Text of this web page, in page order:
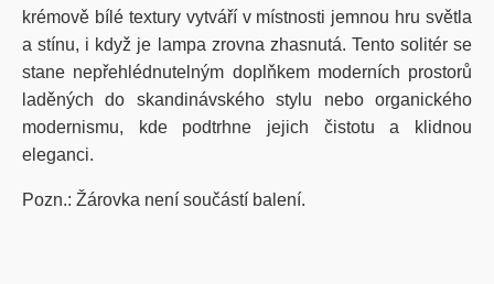
krémově bílé textury vytváří v místnosti jemnou hru světla
a stínu, i když je lampa zrovna zhasnutá. Tento solitér se
stane nepřehlédnutelným doplňkem moderních prostorů
laděných do skandinávského stylu nebo organického
modernismu, kde podtrhne jejich čistotu a klidnou
eleganci.
Pozn.: Žárovka není součástí balení.